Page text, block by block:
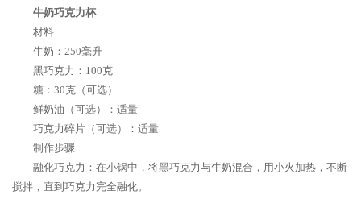
牛奶巧克力杯
材料
牛奶：250毫升
黑巧克力：100克
糖：30克（可选）
鲜奶油（可选）：适量
巧克力碎片（可选）：适量
制作步骤
融化巧克力：在小锅中，将黑巧克力与牛奶混合，用小火加热，不断
搅拌，直到巧克力完全融化。